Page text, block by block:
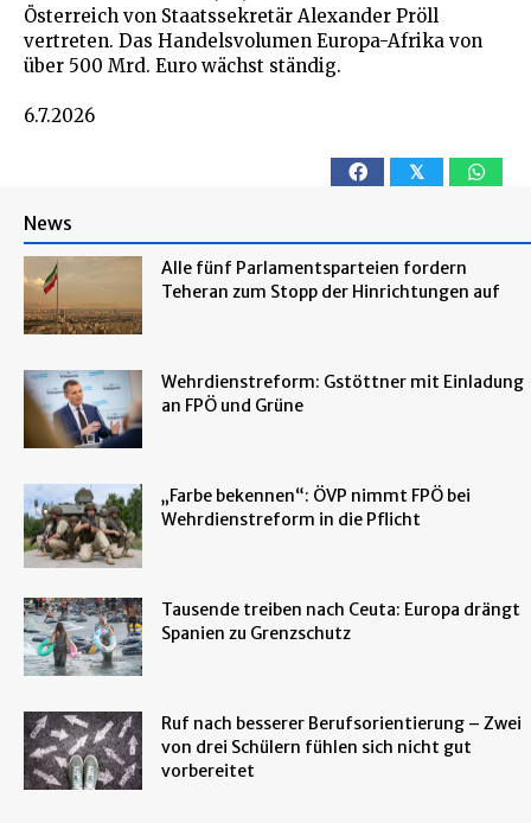
Österreich von Staatssekretär Alexander Pröll
vertreten. Das Handelsvolumen Europa-Afrika von
über 500 Mrd. Euro wächst ständig.
6.7.2026
𝕏
News
Alle fünf Parlamentsparteien fordern
Teheran zum Stopp der Hinrichtungen auf
Wehrdienstreform: Gstöttner mit Einladung
an FPÖ und Grüne
„Farbe bekennen“: ÖVP nimmt FPÖ bei
Wehrdienstreform in die Pflicht
Tausende treiben nach Ceuta: Europa drängt
Spanien zu Grenzschutz
Ruf nach besserer Berufsorientierung – Zwei
von drei Schülern fühlen sich nicht gut
vorbereitet